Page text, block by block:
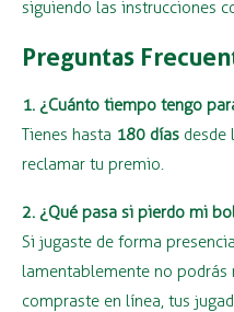
siguiendo las instrucciones
Preguntas
1. ¿Cuánto tiempo tengo
Tienes hasta 180 días desde
reclamar tu premio.
2. ¿Qué pasa si pierdo mi
Si jugaste de forma
lamentablemente no podrás
compraste en línea, tus